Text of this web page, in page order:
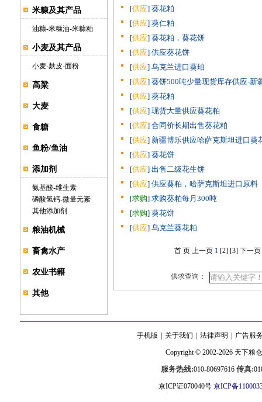
米糠及其产品
油糠-米糠油-米糠粕
小麦及其产品
小麦-麸皮-面粉
高粱
大麦
食糖
鱼粉/鱼油
添加剂
氨基酸-维生素
磷酸氢钙-微量元素
其他添加剂
粮油机械
畜禽水产
农业书籍
其他
[供应] 葵花粕
[供应] 葵仁粕
[供应] 葵花粕，葵花饼
[供应] 供应葵花饼
[供应] 乌克兰进口葵珀
[供应] 葵饼500吨少量现货库存供应-新
[供应] 葵花粕
[供应] 现货大量供应葵花粕
[供应] 合同价长期出售葵花粕
[供应] 新疆博乐供应哈萨克斯坦进口葵
[供应] 葵花饼
[供应] 出售二级花生饼
[供应] 供应葵粕，哈萨克斯坦进口原料
[求购] 求购葵粕每月300吨
[求购] 葵花饼
[供应] 乌克兰葵花粕
首 页 上一页 1 [2] [3] 下一页
供求查询：
手机版 关于我们 法律声明 广告服
Copyright © 2002-2026 天下粮仓
服务热线:010-80697616 传真:
京ICP证070040号 京ICP备